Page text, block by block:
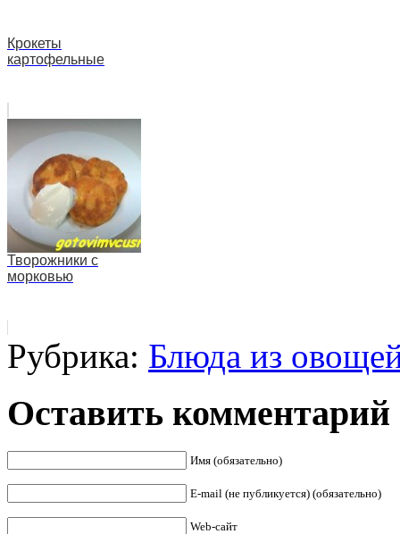
Крокеты
картофельные
Творожники с
морковью
Рубрика: Блюда из
Оставить комментарий
Имя (обязательно)
E-mail (не публикуется) (обязательно)
Web-сайт